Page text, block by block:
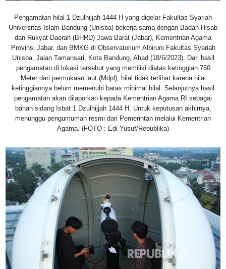
Pengamatan hilal 1 Dzulhijjah 1444 H yang digelar Fakultas Syariah
Universitas Islam Bandung (Unisba) bekerja sama dengan Badan Hisab
dan Rukyat Daerah (BHRD) Jawa Barat (Jabar), Kementrian Agama
Provinsi Jabar, dan BMKG di Observatorium Albiruni Fakultas Syariah
Unisba, Jalan Tamansari, Kota Bandung, Ahad (18/6/2023). Dari hasil
pengamatan di lokasi tersebut yang memiliki diatas ketinggian 750
Meter dari permukaan laut (Mdpl), hilal tidak terlihat karena nilai
ketinggiannya belum memenuhi batas minimal hilal. Selanjutnya hasil
pengamatan akan dilaporkan kepada Kementrian Agama RI sebagai
bahan sidang Isbat 1 Dzulhijjah 1444 H. Untuk keputusan akhirnya,
menunggu pengumuman resmi dari Pemerintah melalui Kementrian
Agama. (FOTO : Edi Yusuf/Republika)